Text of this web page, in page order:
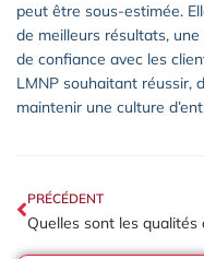
peut être sous-estimée.
de meilleurs résultats,
de confiance avec les
LMNP souhaitant réussir,
maintenir une culture
PRÉCÉDENT